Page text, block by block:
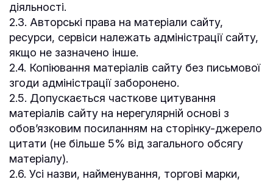
діяльності.
2.3. Авторські права на матеріали сайту,
ресурси, сервіси належать адміністрації сайту,
якщо не зазначено інше.
2.4. Копіювання матеріалів сайту без письмової
згоди адміністрації заборонено.
2.5. Допускається часткове цитування
матеріалів сайту на нерегулярній основі з
обов’язковим посиланням на сторінку-джерело
цитати (не більше 5% від загального обсягу
матеріалу).
2.6. Усі назви, найменування, торгові марки,